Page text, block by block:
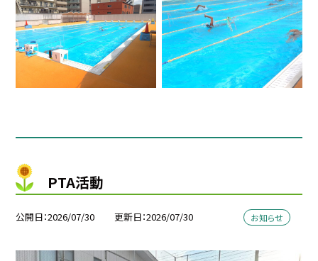
PTA活動
公開日 2026/07/30 更新日 2026/07/30 お知らせ